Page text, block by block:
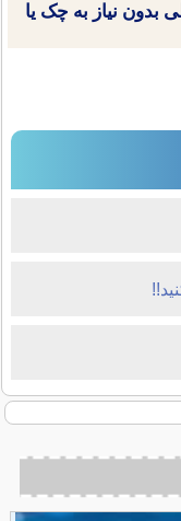
بدون نیاز به چک یا